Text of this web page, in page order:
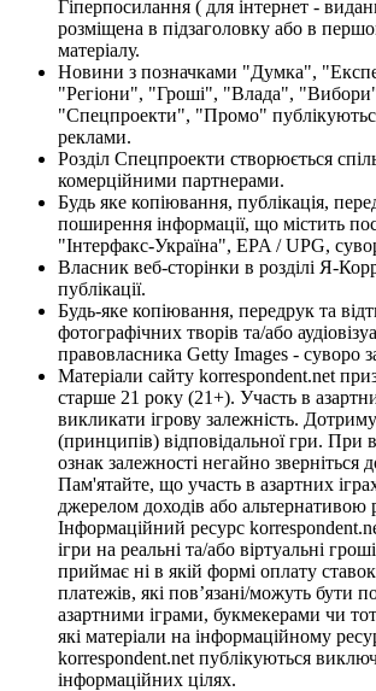
Гіперпосилання ( для інтернет -
розміщена в підзаголовку або в
матеріалу.
Новини з позначками "Думка",
"Регіони", "Гроші", "Влада",
"Спецпроекти", "Промо"
реклами.
Розділ Спецпроекти створюється
комерційними партнерами.
Будь яке копіювання, публікація,
поширення інформації, що містить
"Інтерфакс-Україна", EPA / UPG,
Власник веб-сторінки в розділі Я-
публікації.
Будь-яке копіювання, передрук та
фотографічних творів та/або
правовласника Getty Images - суворо
Матеріали сайту korrespondent.net
старше 21 року (21+). Участь в
викликати ігрову залежність.
(принципів) відповідальної гри. При
ознак залежності негайно зверніться
Пам'ятайте, що участь в азартних
джерелом доходів або альтернативою
Інформаційний ресурс
ігри на реальні та/або віртуальні
приймає ні в якій формі оплату
платежів, які пов’язані/можуть бути
азартними іграми, букмекерами чи
які матеріали на інформаційному
korrespondent.net публікуються
інформаційних цілях.